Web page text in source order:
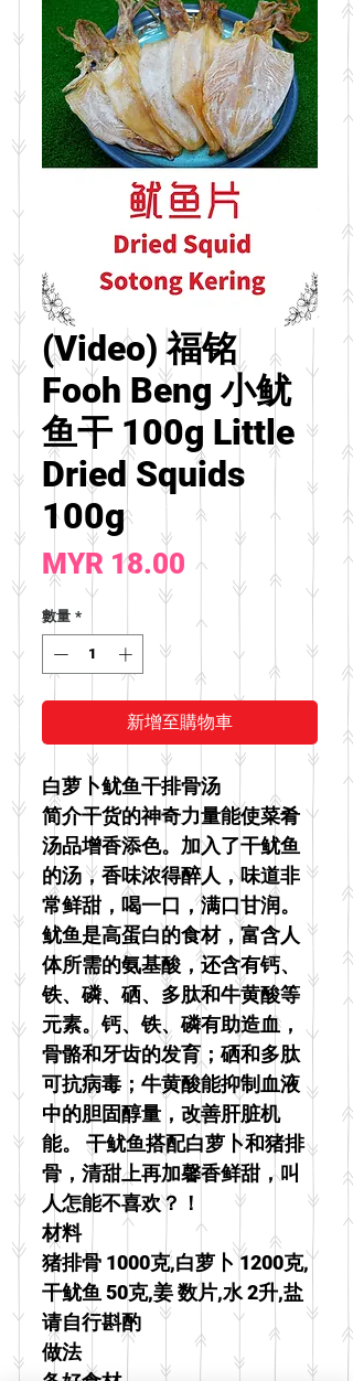
(Video) 福铭
Fooh Beng 小鱿
鱼干 100g Little
Dried Squids
100g
MYR 18.00 價
數量 *
新增至購物車
白萝卜鱿鱼干排骨汤
简介干货的神奇力量能使菜肴
汤品增香添色。加入了干鱿鱼
的汤，香味浓得醉人，味道非
常鲜甜，喝一口，满口甘润。
鱿鱼是高蛋白的食材，富含人
体所需的氨基酸，还含有钙、
铁、磷、硒、多肽和牛黄酸等
元素。钙、铁、磷有助造血，
骨骼和牙齿的发育；硒和多肽
可抗病毒；牛黄酸能抑制血液
中的胆固醇量，改善肝脏机
能。 干鱿鱼搭配白萝卜和猪排
骨，清甜上再加馨香鲜甜，叫
人怎能不喜欢？！
材料
猪排骨 1000克,白萝卜 1200克,
干鱿鱼 50克,姜 数片,水 2升,盐
请自行斟酌
做法